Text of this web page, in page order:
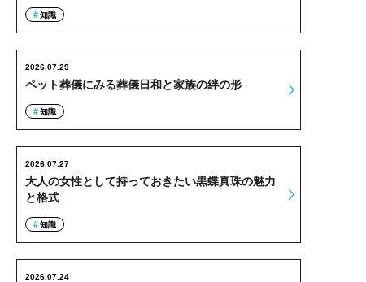
知識
ペット葬儀にみる葬儀日和と家族の絆の形
2026.07.29
知識
大人の女性として持っておきたい黒蝶真珠の魅力
と格式
2026.07.27
知識
2026.07.24